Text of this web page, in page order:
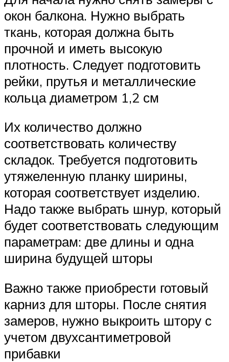
окон балкона. Нужно выбрать
ткань, которая должна быть
прочной и иметь высокую
плотность. Следует подготовить
рейки, прутья и металлические
кольца диаметром 1,2 см
Их количество должно
соответствовать количеству
складок. Требуется подготовить
утяжеленную планку ширины,
которая соответствует изделию.
Надо также выбрать шнур, который
будет соответствовать следующим
параметрам: две длины и одна
ширина будущей шторы
Важно также приобрести готовый
карниз для шторы. После снятия
замеров, нужно выкроить штору с
учетом двухсантиметровой
прибавки